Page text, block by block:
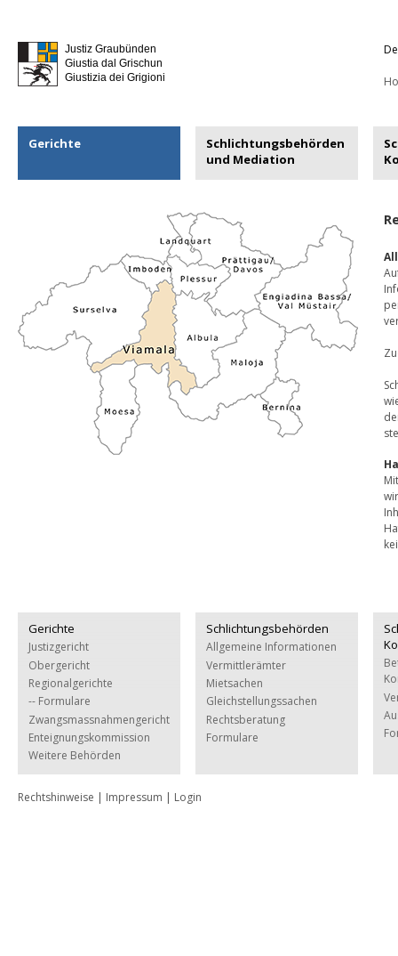
Justiz Graubünden
Giustia dal Grischun
Giustizia dei Grigioni
Gerichte
Schlichtungsbehörden
und Mediation
Gerichte
Justizgericht
Obergericht
Regionalgerichte
-- Formulare
Zwangsmassnahmengericht
Enteignungskommission
Weitere Behörden
Schlichtungsbehörden
Allgemeine Informationen
Vermittlerämter
Mietsachen
Gleichstellungssachen
Rechtsberatung
Formulare
Rechtshinweise | Impressum | Login